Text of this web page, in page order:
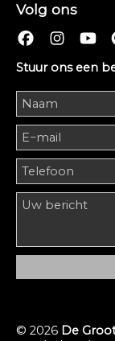
Volg ons
Stuur ons een
© 2026 De